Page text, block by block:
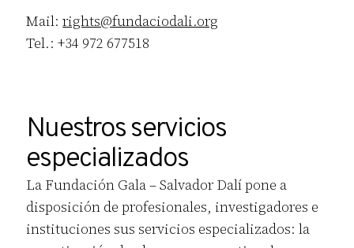
Mail:rights@fundaciodali.org
Tel.: +34 972 677518
Nuestros servicios
especializados
La Fundación Gala – Salvador Dalí pone a
disposición de profesionales, investigadores e
instituciones sus servicios especializados: la